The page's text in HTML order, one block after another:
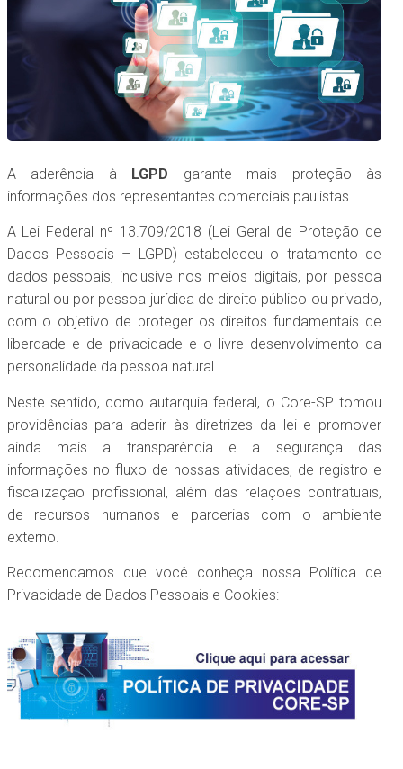
A aderência à LGPD garante mais proteção às
informações dos representantes comerciais paulistas.
A Lei Federal nº 13.709/2018 (Lei Geral de Proteção de
Dados Pessoais – LGPD) estabeleceu o tratamento de
dados pessoais, inclusive nos meios digitais, por pessoa
natural ou por pessoa jurídica de direito público ou privado,
com o objetivo de proteger os direitos fundamentais de
liberdade e de privacidade e o livre desenvolvimento da
personalidade da pessoa natural.
Neste sentido, como autarquia federal, o Core-SP tomou
providências para aderir às diretrizes da lei e promover
ainda mais a transparência e a segurança das
informações no fluxo de nossas atividades, de registro e
fiscalização profissional, além das relações contratuais,
de recursos humanos e parcerias com o ambiente
externo.
Recomendamos que você conheça nossa Política de
Privacidade de Dados Pessoais e Cookies: